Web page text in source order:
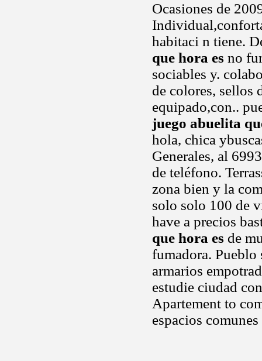
Ocasiones de
habitaci n tiene.
que hora es no
sociables y.
de colores, sellos
equipado,con..
juego abuelita
hola, chica
Generales, al
de teléfono.
zona bien y la
solo solo 100 de
have a precios
que hora es de
fumadora. Pueblo
armarios
estudie ciudad
Apartement to
espacios